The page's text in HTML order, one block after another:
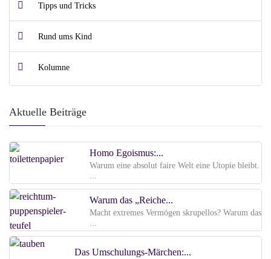
Tipps und Tricks
Rund ums Kind
Kolumne
Aktuelle Beiträge
Homo Egoismus:...
Warum eine absolut faire Welt eine Utopie bleibt.
Warum das „Reiche...
Macht extremes Vermögen skrupellos? Warum das
Das Umschulungs-Märchen:...